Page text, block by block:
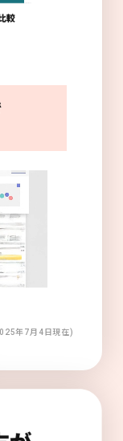
年7月4日現在)